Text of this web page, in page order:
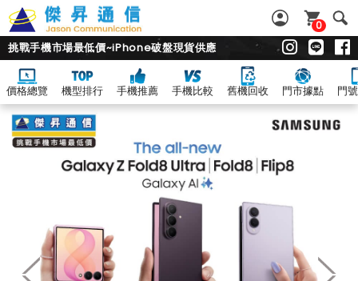
0
挑戰手機市場最低價~iPhone破盤現貨供應
價格總覽 機型排行 手機推薦 手機比較 舊機回收 門市據點 門